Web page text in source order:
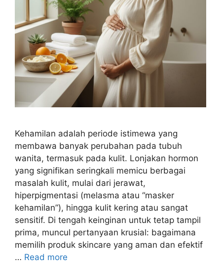
Kehamilan adalah periode istimewa yang
membawa banyak perubahan pada tubuh
wanita, termasuk pada kulit. Lonjakan hormon
yang signifikan seringkali memicu berbagai
masalah kulit, mulai dari jerawat,
hiperpigmentasi (melasma atau “masker
kehamilan”), hingga kulit kering atau sangat
sensitif. Di tengah keinginan untuk tetap tampil
prima, muncul pertanyaan krusial: bagaimana
memilih produk skincare yang aman dan efektif
… Read more